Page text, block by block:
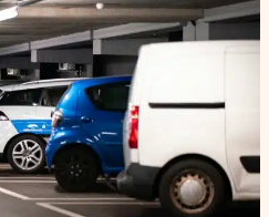
Indėlių skaičiuoklė
Būsto finansai
Įdomios naujienos